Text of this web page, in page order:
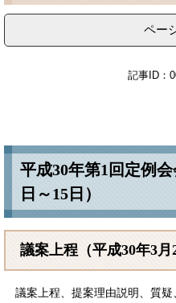
ペー
記事ID：
平成30年第1回定例
日～15日）
議案上程（平成30年3月2
議案上程、提案理由説明、質疑